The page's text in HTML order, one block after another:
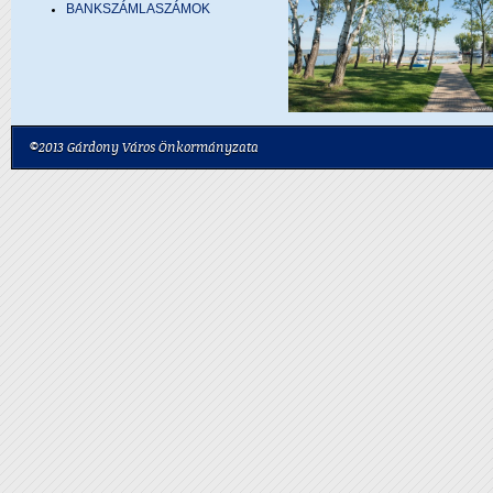
BANKSZÁMLASZÁMOK
©2013 Gárdony Város Önkormányzata